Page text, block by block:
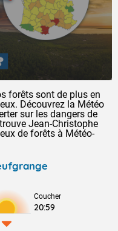
forêts sont de plus en
Découvrez la Météo
sur les dangers de
Jean-Christophe
de forêts à Météo-
Coucher
20:59